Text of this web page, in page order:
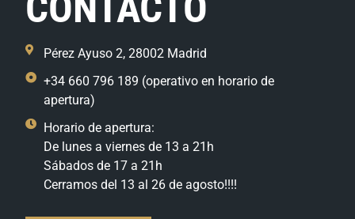
Pérez Ayuso 2, 28002 Madrid
+34 660 796 189 (operativo en horario de
apertura)
Horario de apertura:
De lunes a viernes de 13 a 21h
Sábados de 17 a 21h
Cerramos del 13 al 26 de agosto!!!!